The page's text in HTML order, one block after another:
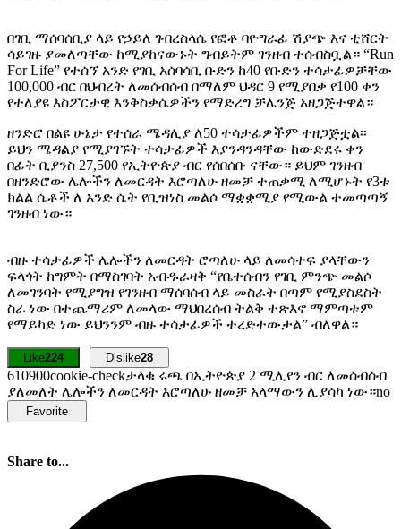
በገቢ ማሰባሰቢያ ላይ የኃይለ ገብረስላሴ የፎቶ ባዮግራፊ ሽያጭ እና ቲሸርት
ሳይገዙ ያመለጣቸው ከሚያከናውኑት ግብይትም ገንዘብ ተሰብስቧል። “Run
For Life” የተሰኘ አንድ የገቢ አሰባሳቢ ቡድን ከ40 የቡድን ተሳታፊዎቻቸው
100,000 ብር በህብረት ለመሰብሰብ በማለም ህዳር 9 የሚያበቃ የ100 ቀን
የተለያዩ እስፖርታዊ እንቅስቃሴዎችን የማድረግ ቻሌንጅ አዘጋጅተዋል።
ዘንድሮ በልዩ ሁኔታ የተሰራ ሜዳሊያ ለ50 ተሳታፊዎችም ተዘጋጅቷል፡፡
ይህን ሜዳልያ የሚያገኙት ተሳታፊዎች እያንዳንዳቸው ከውድደሩ ቀን
በፊት ቢያንስ 27,500 የኢትዮጵያ ብር የሰበሰቡ ናቸው። ይህም ገንዘብ
በዘንድሮው ሌሎችን ለመርዳት እሮጣለሁ ዘመቻ ተጠቃሚ ለሚሆኑት የ3ቱ
ክልል ሴቶች ለ አንድ ሴት የቢዝነስ መልሶ ማቋቋሚያ የሚውል ተመጣጣኝ
ገንዘብ ነው።
ብዙ ተሳታፊዎች ሌሎችን ለመርዳት ሮጣለሁ ላይ ለመሳተፍ ያላቸውን
ፍላጎት ከግምት በማስገባት አብዱራዛቅ “የቤተሰብን የገቢ ምንጭ መልሶ
ለመገንባት የሚያግዝ የገንዘብ ማሰባሰብ ላይ መስራት በጣም የሚያስደስት
ስራ ነው በተጨማሪም ለመላው ማህበረሰብ ትልቅ ተጽእኖ ማምጣቱም
የማይካድ ነው ይህንንም ብዙ ተሳታፊዎች ተረድተውታል” ብለዋል።
Like224 Dislike28
610900cookie-checkታላቁ ሩጫ በኢትዮጵያ 2 ሚሊየን ብር ለመሰብሰብ
ያለመለት ሌሎችን ለመርዳት እሮጣለሁ ዘመቻ አላማውን ሊያሳካ ነው።no
Favorite
Share to...